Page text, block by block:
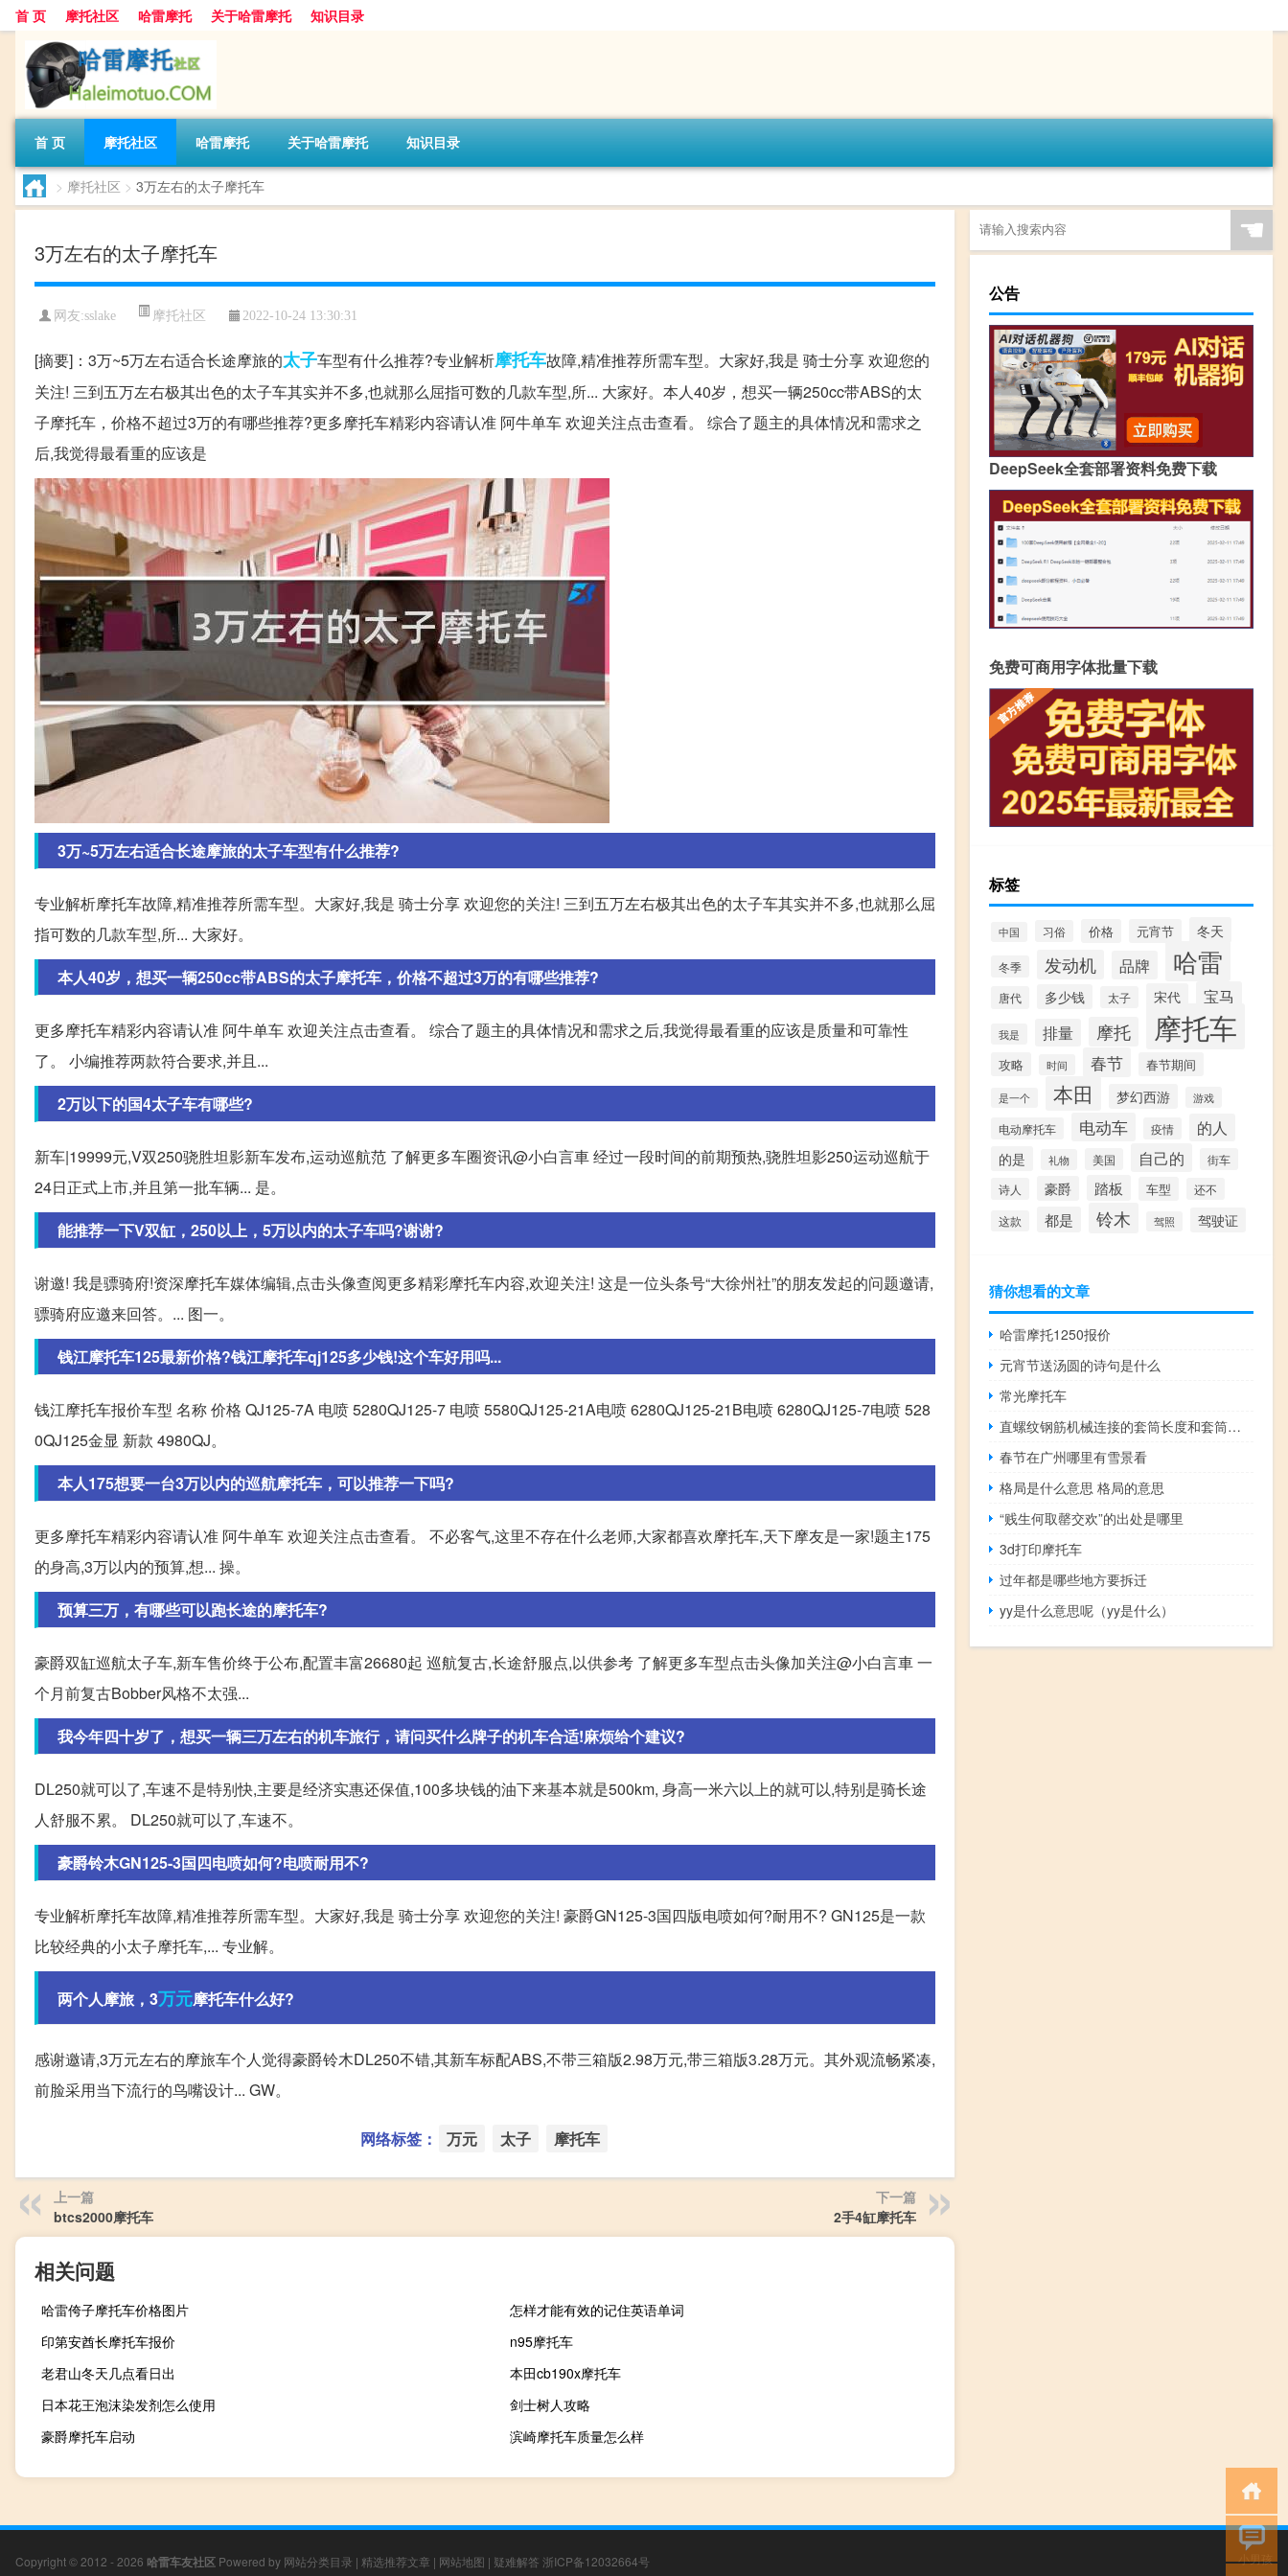
首 页 摩托社区 哈雷摩托 关于哈雷摩托 知识目录
首 页 摩托社区 哈雷摩托 关于哈雷摩托 知识目录
> 摩托社区 > 3万左右的太子摩托车
3万左右的太子摩托车
网友:sslake 摩托社区 2022-10-24 13:30:31
[摘要]：3万~5万左右适合长途摩旅的太子车型有什么推荐?专业解析摩托车故障,精准推荐所需车型。大家好,我是 骑士分享 欢迎您的
关注! 三到五万左右极其出色的太子车其实并不多,也就那么屈指可数的几款车型,所... 大家好。本人40岁，想买一辆250cc带ABS的太
子摩托车，价格不超过3万的有哪些推荐?更多摩托车精彩内容请认准 阿牛单车 欢迎关注点击查看。 综合了题主的具体情况和需求之
后,我觉得最看重的应该是
3万~5万左右适合长途摩旅的太子车型有什么推荐?
专业解析摩托车故障,精准推荐所需车型。大家好,我是 骑士分享 欢迎您的关注! 三到五万左右极其出色的太子车其实并不多,也就那么屈
指可数的几款车型,所... 大家好。
本人40岁，想买一辆250cc带ABS的太子摩托车，价格不超过3万的有哪些推荐?
更多摩托车精彩内容请认准 阿牛单车 欢迎关注点击查看。 综合了题主的具体情况和需求之后,我觉得最看重的应该是质量和可靠性
了。 小编推荐两款符合要求,并且...
2万以下的国4太子车有哪些?
新车|19999元,V双250骁胜坦影新车发布,运动巡航范 了解更多车圈资讯@小白言車 经过一段时间的前期预热,骁胜坦影250运动巡航于
24日正式上市,并且第一批车辆... 是。
能推荐一下V双缸，250以上，5万以内的太子车吗?谢谢?
谢邀! 我是骠骑府!资深摩托车媒体编辑,点击头像查阅更多精彩摩托车内容,欢迎关注! 这是一位头条号“大徐州社”的朋友发起的问题邀请,
骠骑府应邀来回答。... 图一。
钱江摩托车125最新价格?钱江摩托车qj125多少钱!这个车好用吗...
钱江摩托车报价车型 名称 价格 QJ125-7A 电喷 5280QJ125-7 电喷 5580QJ125-21A电喷 6280QJ125-21B电喷 6280QJ125-7电喷 528
0QJ125金显 新款 4980QJ。
本人175想要一台3万以内的巡航摩托车，可以推荐一下吗?
更多摩托车精彩内容请认准 阿牛单车 欢迎关注点击查看。 不必客气,这里不存在什么老师,大家都喜欢摩托车,天下摩友是一家!题主175
的身高,3万以内的预算,想... 操。
预算三万，有哪些可以跑长途的摩托车?
豪爵双缸巡航太子车,新车售价终于公布,配置丰富26680起 巡航复古,长途舒服点,以供参考 了解更多车型点击头像加关注@小白言車 一
个月前复古Bobber风格不太强...
我今年四十岁了，想买一辆三万左右的机车旅行，请问买什么牌子的机车合适!麻烦给个建议?
DL250就可以了,车速不是特别快,主要是经济实惠还保值,100多块钱的油下来基本就是500km, 身高一米六以上的就可以,特别是骑长途
人舒服不累。 DL250就可以了,车速不。
豪爵铃木GN125-3国四电喷如何?电喷耐用不?
专业解析摩托车故障,精准推荐所需车型。大家好,我是 骑士分享 欢迎您的关注! 豪爵GN125-3国四版电喷如何?耐用不? GN125是一款
比较经典的小太子摩托车,... 专业解。
两个人摩旅，3万元摩托车什么好?
感谢邀请,3万元左右的摩旅车个人觉得豪爵铃木DL250不错,其新车标配ABS,不带三箱版2.98万元,带三箱版3.28万元。其外观流畅紧凑,
前脸采用当下流行的鸟嘴设计... GW。
网络标签： 万元 太子 摩托车
上一篇
btcs2000摩托车
下一篇
2手4缸摩托车
相关问题
哈雷侉子摩托车价格图片
怎样才能有效的记住英语单词
印第安酋长摩托车报价
n95摩托车
老君山冬天几点看日出
本田cb190x摩托车
日本花王泡沫染发剂怎么使用
剑士树人攻略
豪爵摩托车启动
滨崎摩托车质量怎么样
☚
公告
DeepSeek全套部署资料免费下载
免费可商用字体批量下载
标签
中国 习俗 价格 元宵节 冬天
冬季 发动机 品牌 哈雷
唐代 多少钱 太子 宋代 宝马
我是 排量 摩托 摩托车
攻略 时间 春节 春节期间
是一个 本田 梦幻西游 游戏
电动摩托车 电动车 疫情 的人
的是 礼物 美国 自己的
街车
诗人
豪爵 踏板 车型 还不
这款 都是 铃木 驾照 驾驶证
猜你想看的文章
哈雷摩托1250报价
元宵节送汤圆的诗句是什么
常光摩托车
直螺纹钢筋机械连接的套筒长度和套筒长度有什么具体规定？
春节在广州哪里有雪景看
格局是什么意思 格局的意思
“贱生何取罄交欢”的出处是哪里
3d打印摩托车
过年都是哪些地方要拆迁
yy是什么意思呢（yy是什么）
Copyright © 2012 - 2026 哈雷车友社区 Powered by 网站分类目录 | 精选推荐文章 | 网站地图 | 疑难解答 浙ICP备12032664号
小男孩